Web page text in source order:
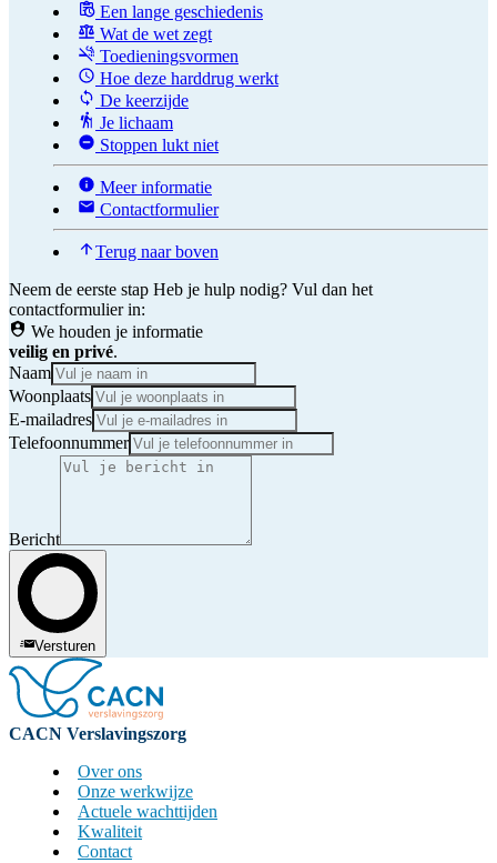
Een lange geschiedenis
Wat de wet zegt
Toedieningsvormen
Hoe deze harddrug werkt
De keerzijde
Je lichaam
Stoppen lukt niet
Meer informatie
Contactformulier
Terug naar boven
Neem de eerste stap Heb je hulp nodig? Vul dan het
contactformulier in:
We houden je informatie
veilig en privé.
Naam
Woonplaats
E-mailadres
Telefoonnummer
Bericht
Versturen
CACN Verslavingszorg
Over ons
Onze werkwijze
Actuele wachttijden
Kwaliteit
Contact